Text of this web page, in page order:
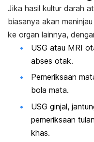
Jika hasil kultur darah
biasanya akan
ke organ lainnya,
USG atau MRI
abses otak.
Pemeriksaan
bola mata.
USG ginjal,
pemeriksaan
khas.